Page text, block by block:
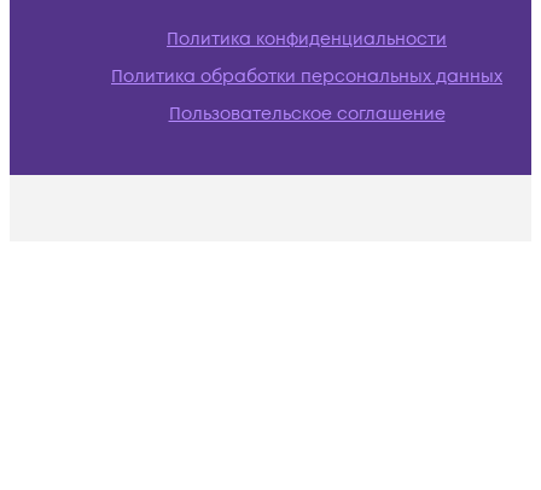
Политика конфиденциальности
Политика обработки персональных данных
Пользовательское соглашение